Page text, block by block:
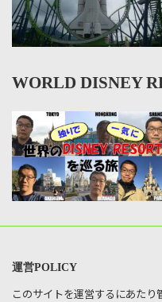
WORLD DISNEY
運営POLICY
このサイトを運営するにあたり